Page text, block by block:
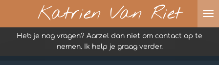
naar
Katrien Van Riet
Heb je nog vragen? Aarzel dan niet om contact op te
nemen. Ik help je graag verder.